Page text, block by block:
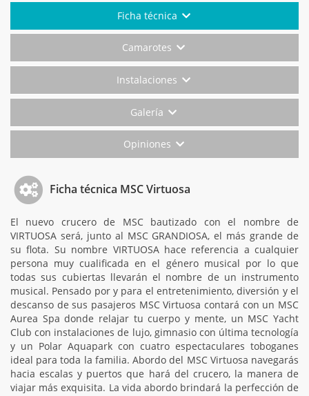
Ficha técnica
Camarotes
Instalaciones
Galería
Opiniones
Ficha técnica MSC Virtuosa
El nuevo crucero de MSC bautizado con el nombre de
VIRTUOSA será, junto al MSC GRANDIOSA, el más grande de
su flota. Su nombre VIRTUOSA hace referencia a cualquier
persona muy cualificada en el género musical por lo que
todas sus cubiertas llevarán el nombre de un instrumento
musical. Pensado por y para el entretenimiento, diversión y el
descanso de sus pasajeros MSC Virtuosa contará con un MSC
Aurea Spa donde relajar tu cuerpo y mente, un MSC Yacht
Club con instalaciones de lujo, gimnasio con última tecnología
y un Polar Aquapark con cuatro espectaculares toboganes
ideal para toda la familia. Abordo del MSC Virtuosa navegarás
hacia escalas y puertos que hará del crucero, la manera de
viajar más exquisita. La vida abordo brindará la perfección de